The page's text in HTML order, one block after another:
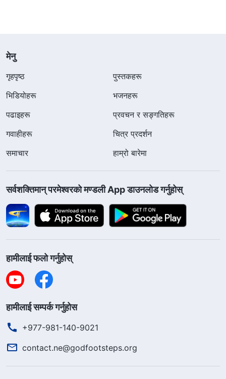
मेनु
गृहपृष्ठ
पुस्तकहरू
भिडियोहरू
भजनहरू
पढाइहरू
प्रवचन र सङ्गतिहरू
गवाहीहरू
चित्र प्रदर्शन
समाचार
हाम्रो बारेमा
सर्वशक्तिमान्‌ परमेश्‍वरको मण्डली App डाउनलोड गर्नुहोस्
हामीलाई फलो गर्नुहोस्
हामीलाई सम्पर्क गर्नुहोस
+977-981-140-9021
contact.ne@godfootsteps.org